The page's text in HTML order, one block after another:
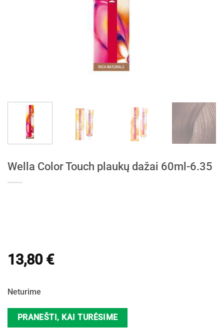
Wella Color Touch plaukų dažai 60ml-6.35
13,80 €
Neturime
PRANEŠTI, KAI TURĖSIME